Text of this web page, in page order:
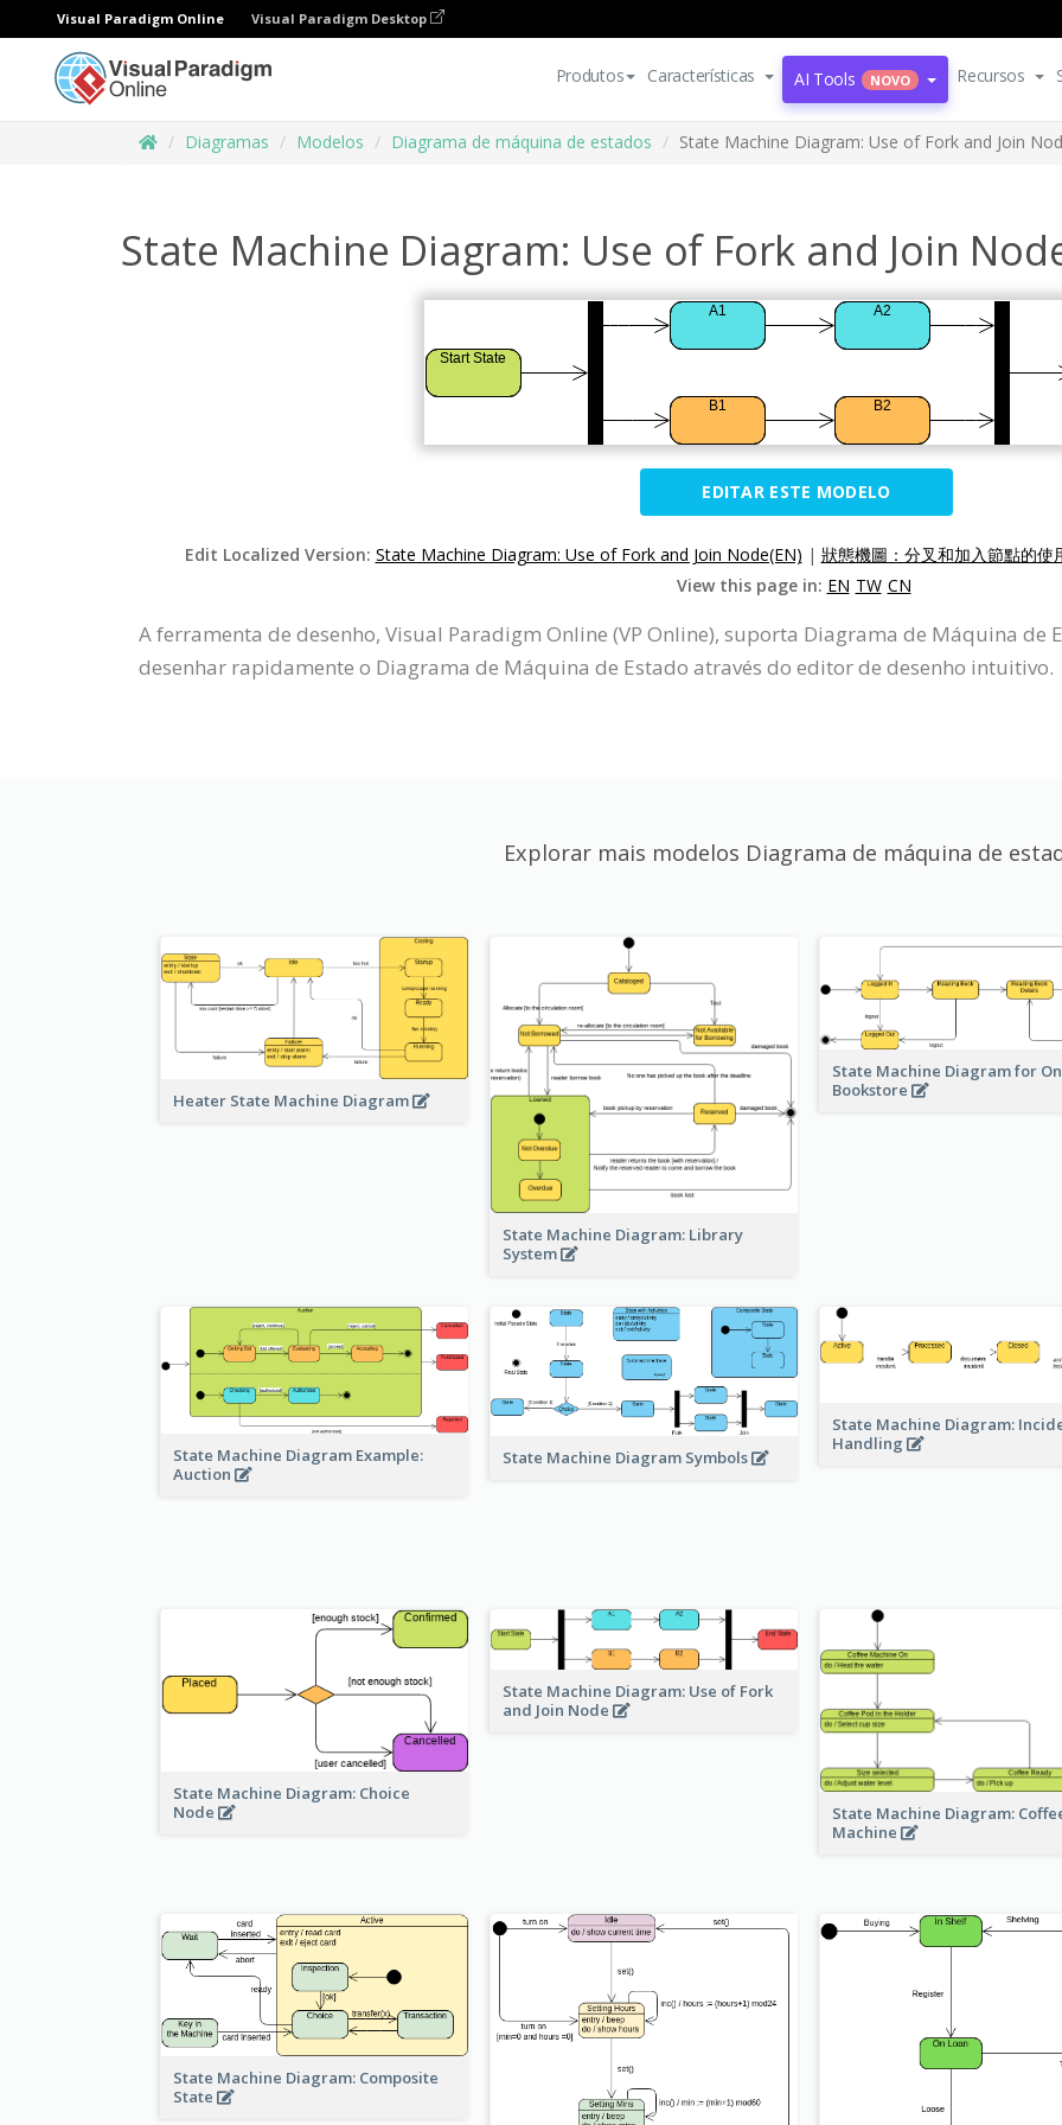
Visual Paradigm Online Visual Paradigm Desktop
Produtos Características AI Tools NOVO Recursos
Diagramas Modelos Diagrama de máquina de estados State Machine Diagram: Use of Fork and Join
State Machine Diagram: Use of Fork and Join
EDITAR ESTE MODELO
Edit Localized Version: State Machine Diagram: Use of Fork and Join Node(EN) | 狀態機圖：分叉和加入節點的使
View this page in: EN TW CN
A ferramenta de desenho, Visual Paradigm Online (VP Online), suporta Diagrama de Máquina de
desenhar rapidamente o Diagrama de Máquina de Estado através do editor de desenho intuitivo.
Explorar mais modelos Diagrama de máquina de
Heater State Machine Diagram
State Machine Diagram: Library
System
State Machine Diagram for
Bookstore
State Machine Diagram Example:
Auction
State Machine Diagram Symbols
State Machine Diagram:
Handling
State Machine Diagram: Choice
Node
State Machine Diagram: Use of Fork
and Join Node
State Machine Diagram:
Machine
State Machine Diagram: Composite
State